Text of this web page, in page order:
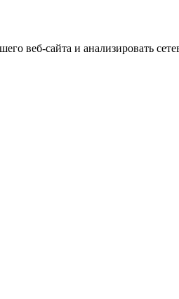
веб-сайта и анализировать